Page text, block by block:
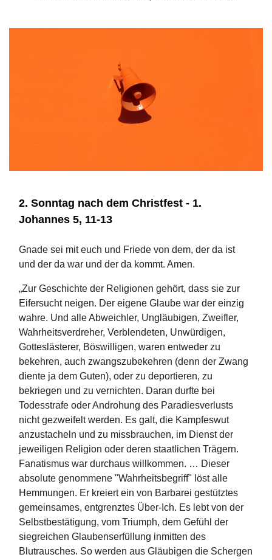
2. Sonntag nach dem Christfest - 1.
Johannes 5, 11-13
Gnade sei mit euch und Friede von dem, der da ist
und der da war und der da kommt. Amen.
„Zur Geschichte der Religionen gehört, dass sie zur
Eifersucht neigen. Der eigene Glaube war der einzig
wahre. Und alle Abweichler, Ungläubigen, Zweifler,
Wahrheitsverdreher, Verblendeten, Unwürdigen,
Gotteslästerer, Böswilligen, waren entweder zu
bekehren, auch zwangszubekehren (denn der Zwang
diente ja dem Guten), oder zu deportieren, zu
bekriegen und zu vernichten. Daran durfte bei
Todesstrafe oder Androhung des Paradiesverlusts
nicht gezweifelt werden. Es galt, die Kampfeswut
anzustacheln und zu missbrauchen, im Dienst der
jeweiligen Religion oder deren staatlichen Trägern.
Fanatismus war durchaus willkommen. … Dieser
absolute genommene "Wahrheitsbegriff" löst alle
Hemmungen. Er kreiert ein von Barbarei gestütztes
gemeinsames, entgrenztes Über-Ich. Es lebt von der
Selbstbestätigung, vom Triumph, dem Gefühl der
siegreichen Glaubenserfüllung inmitten des
Blutrausches. So werden aus Gläubigen die Schergen